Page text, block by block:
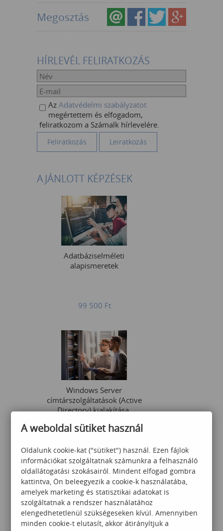
Megosztás
HÍRLEVÉL FELIRATKOZÁS
Az Adatvédelmi szabályzatot
megértettem és elfogadom,
feliratkozom a Számalk hírlevelére.
AJÁNLOTT KÉPZÉSEK
Adatbáziselméleti
alapismeretek
99 500 Ft
Windows Server
címtárszolgáltatások (Active
Directory) kialakítása,
hibaelhárítása
Windows Server rendszerek
A weboldal sütiket használ
Oldalunk cookie-kat ("sütiket") használ. Ezen fájlok
információkat szolgáltatnak számunkra a felhasználó
oldallátogatási szokásairól. Mindent elfogad gombra
kattintva, Ön beleegyezik a cookie-k használatába,
amelyek marketing és statisztikai adatokat is
szolgáltatnak a rendszer használatához
elengedhetetlenül szükségeseken kívül. Amennyiben
minden cookie-t elutasít, akkor átirányítjuk a